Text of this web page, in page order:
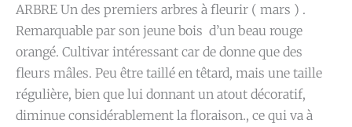
ARBRE Un des premiers arbres à fleurir ( mars ) .
Remarquable par son jeune bois d’un beau rouge
orangé. Cultivar intéressant car de donne que des
fleurs mâles. Peu être taillé en têtard, mais une taille
régulière, bien que lui donnant un atout décoratif,
diminue considérablement la floraison., ce qui va à